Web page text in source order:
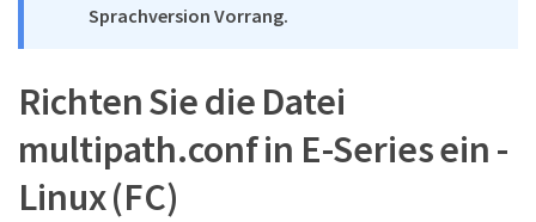
Sprachversion Vorrang.
Richten Sie die Datei
multipath.conf in E-Series ein -
Linux (FC)